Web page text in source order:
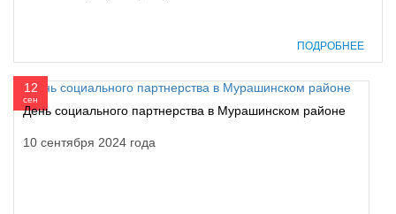
ПОДРОБНЕЕ
12
сен
День социального партнерства в Мурашинском районе
10 сентября 2024 года